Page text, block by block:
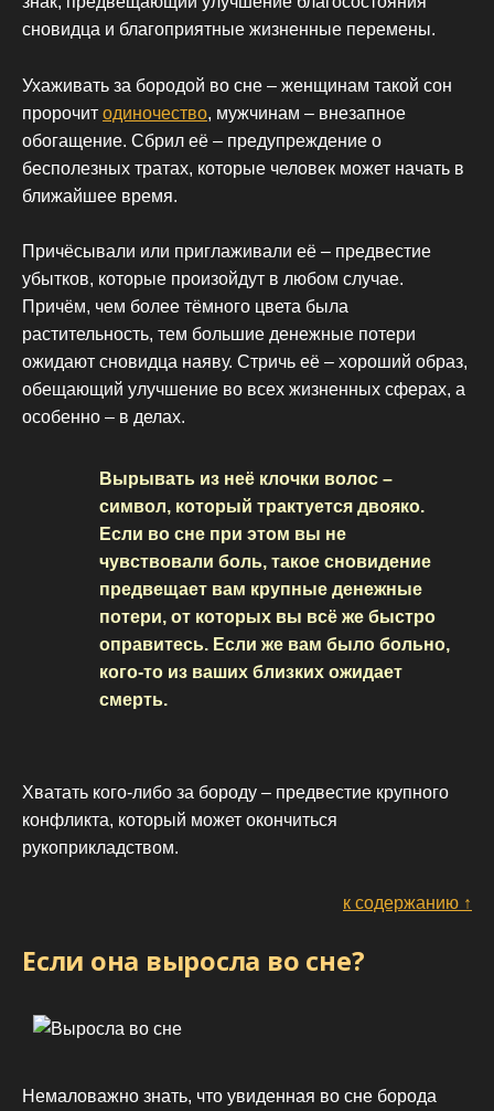
сновидца и благоприятные жизненные перемены.
Ухаживать за бородой во сне – женщинам такой сон
пророчит одиночество, мужчинам – внезапное
обогащение. Сбрил её – предупреждение о
бесполезных тратах, которые человек может начать в
ближайшее время.
Причёсывали или приглаживали её – предвестие
убытков, которые произойдут в любом случае.
Причём, чем более тёмного цвета была
растительность, тем большие денежные потери
ожидают сновидца наяву. Стричь её – хороший образ,
обещающий улучшение во всех жизненных сферах, а
особенно – в делах.
Вырывать из неё клочки волос –
символ, который трактуется двояко.
Если во сне при этом вы не
чувствовали боль, такое сновидение
предвещает вам крупные денежные
потери, от которых вы всё же быстро
оправитесь. Если же вам было больно,
кого-то из ваших близких ожидает
смерть.
Хватать кого-либо за бороду – предвестие крупного
конфликта, который может окончиться
рукоприкладством.
к содержанию ↑
Если она выросла во сне?
Немаловажно знать, что увиденная во сне борода